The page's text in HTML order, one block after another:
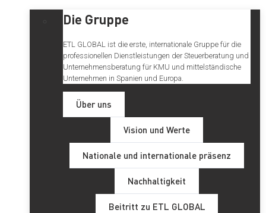
Die Gruppe
ETL GLOBAL ist die erste, internationale Gruppe für die
professionellen Dienstleistungen der Steuerberatung und
Unternehmensberatung für KMU und mittelständische
Unternehmen in Spanien und Europa.
Über uns
Vision und Werte
Nationale und internationale präsenz
Nachhaltigkeit
Beitritt zu ETL GLOBAL